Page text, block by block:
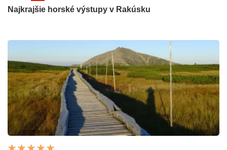
Najkrajšie horské výstupy v Rakúsku